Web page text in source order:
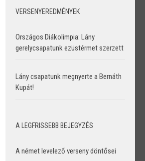
VERSENYEREDMÉNYEK
Országos Diákolimpia: Lány
gerelycsapatunk ezüstérmet szerzett
Lány csapatunk megnyerte a Bernáth
Kupát!
A LEGFRISSEBB BEJEGYZÉS
A német levelező verseny döntősei